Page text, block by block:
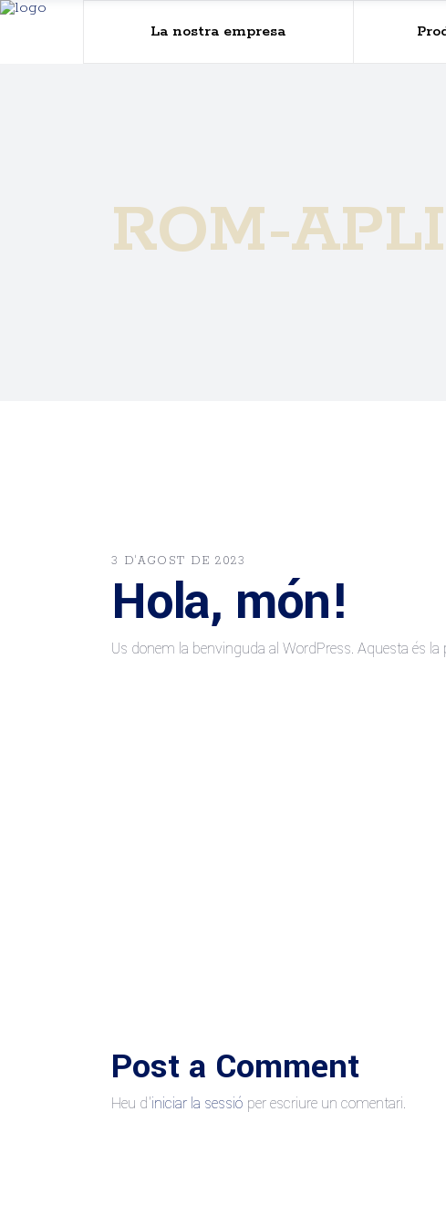
La nostra empresa
ROM-
3 D'AGOST DE 2023
Hola, món!
Us donem la benvinguda al WordPress. Aquesta és
Post a Comment
Heu d'iniciar la sessió per escriure un comentari.